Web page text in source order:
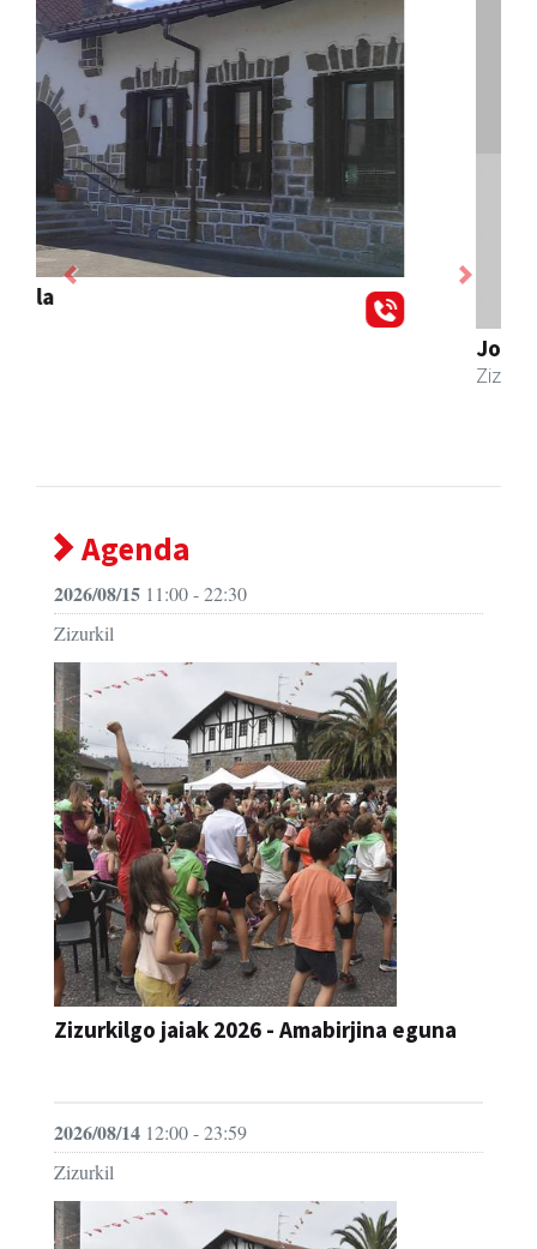
Previous Next
Agenda
2026/08/15 11:00 - 22:30
Zizurkil
Zizurkilgo jaiak 2026 - Amabirjina eguna
2026/08/14 12:00 - 23:59
Zizurkil